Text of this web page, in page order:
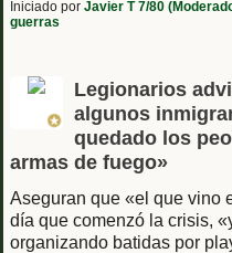
Iniciado por Javier T 7/80
guerras
Legionarios
algunos
quedado los
armas de fuego»
Aseguran que «el que vino
día que comenzó la crisis,
organizando batidas por